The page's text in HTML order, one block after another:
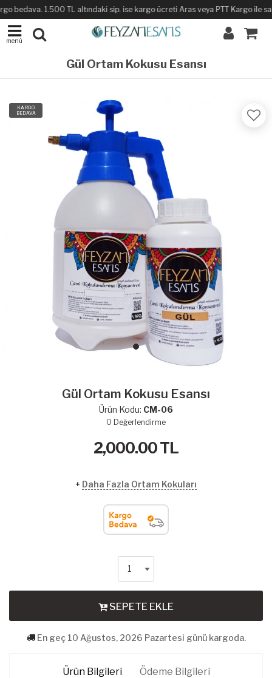
bedava. 1.500 TL altındaki sip. ise kargo ücreti Aras veya PTT Kargo ile
menü
Gül Ortam Kokusu Esansı
KARGO
BEDAVA
Gül Ortam Kokusu Esansı
Ürün Kodu: CM-06
0 Değerlendirme
2,000.00TL
+ Daha Fazla Ortam Kokuları
SEPETE EKLE
En geç 10 Ağustos, 2026 Pazartesi günü kargoda.
Ürün Bilgileri Ödeme Bilgileri